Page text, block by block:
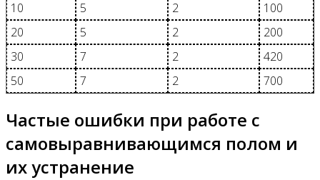
10 5 2
100
20
5 2
200
30
7 2
420
50
7 2 700
Частые ошибки при работе с
самовыравнивающимся полом и
их устранение